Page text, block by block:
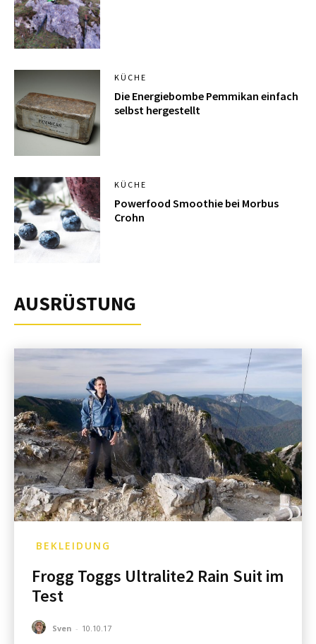
KÜCHE
Die Energiebombe Pemmikan einfach
selbst hergestellt
KÜCHE
Powerfood Smoothie bei Morbus
Crohn
AUSRÜSTUNG
BEKLEIDUNG
Frogg Toggs Ultralite2 Rain Suit im
Test
Sven - 10.10.17